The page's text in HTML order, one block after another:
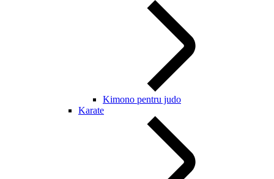
Kimono pentru judo
Karate